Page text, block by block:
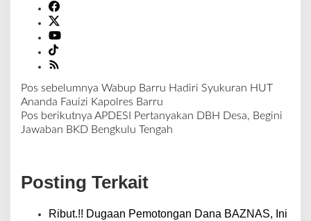
N
a
v
a
s
Pos sebelumnya Wabup Barru Hadiri Syukuran HUT
Ananda Fauizi Kapolres Barru
Pos berikutnya APDESI Pertanyakan DBH Desa, Begini
Jawaban BKD Bengkulu Tengah
Posting Terkait
Ribut.!! Dugaan Pemotongan Dana BAZNAS, Ini